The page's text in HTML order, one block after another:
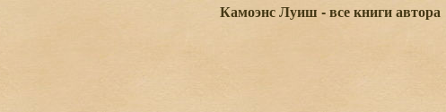
Камоэнс Луиш - все книги автора